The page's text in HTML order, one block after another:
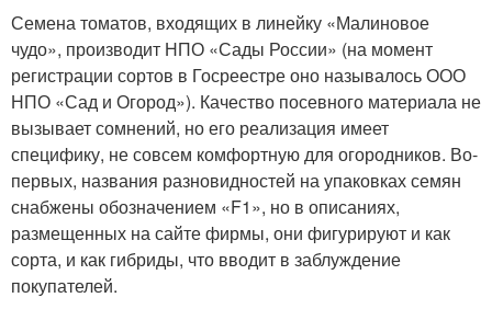
Семена томатов, входящих в линейку «Малиновое
чудо», производит НПО «Сады России» (на момент
регистрации сортов в Госреестре оно называлось ООО
НПО «Сад и Огород»). Качество посевного материала не
вызывает сомнений, но его реализация имеет
специфику, не совсем комфортную для огородников. Во-
первых, названия разновидностей на упаковках семян
снабжены обозначением «F1», но в описаниях,
размещенных на сайте фирмы, они фигурируют и как
сорта, и как гибриды, что вводит в заблуждение
покупателей.